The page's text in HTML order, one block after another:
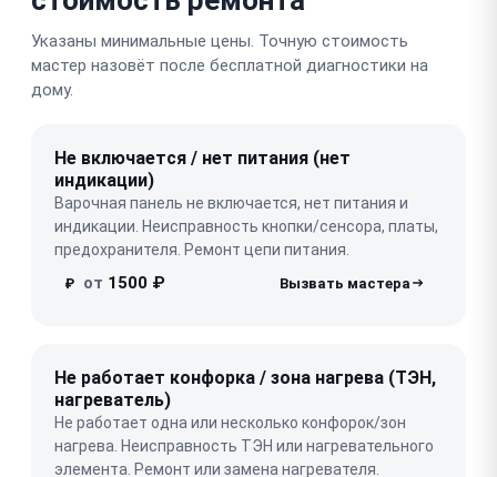
Указаны минимальные цены. Точную стоимость
мастер назовёт после бесплатной диагностики на
дому.
Не включается / нет питания (нет
индикации)
Варочная панель не включается, нет питания и
индикации. Неисправность кнопки/сенсора, платы,
предохранителя. Ремонт цепи питания.
₽ от 1500 ₽
Не работает конфорка / зона нагрева (ТЭН,
нагреватель)
Не работает одна или несколько конфорок/зон
нагрева. Неисправность ТЭН или нагревательного
элемента. Ремонт или замена нагревателя.